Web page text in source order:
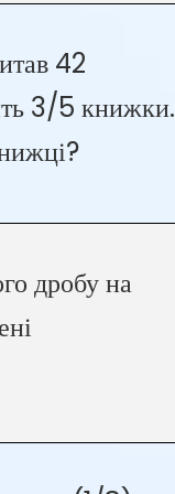
42
3/5 книжки.
дробу на